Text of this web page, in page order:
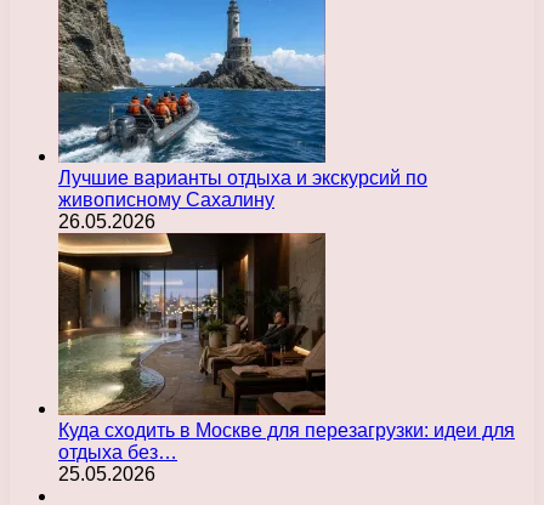
Лучшие варианты отдыха и экскурсий по
живописному Сахалину
26.05.2026
Куда сходить в Москве для перезагрузки: идеи для
отдыха без…
25.05.2026